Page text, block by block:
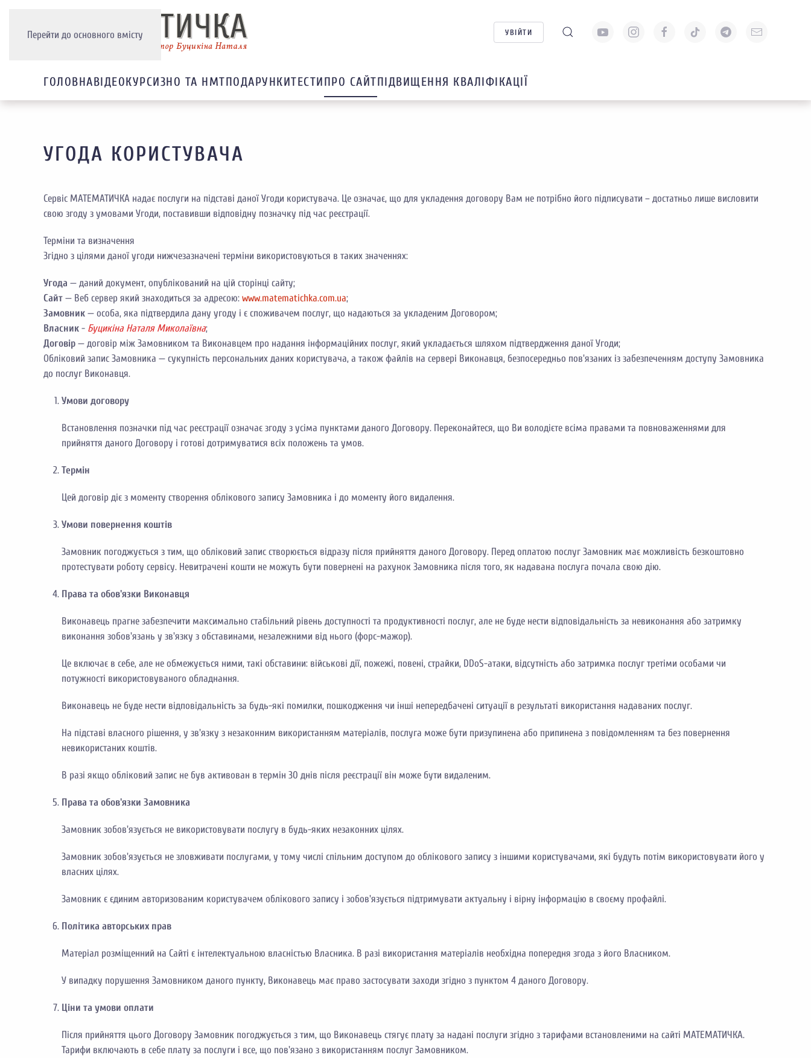
Перейти до основного вмісту УВІЙТИ
ГОЛОВНАВІДЕОКУРСИ3НО ТА НМТПОДАРУНКИТЕСТИПРО САЙТПІДВИЩЕННЯ КВАЛІФІКАЦІЇ
УГОДА КОРИСТУВАЧА
Сервіс МАТЕМАТИЧКА надає послуги на підставі даної Угоди користувача. Це означає, що для укладення договору Вам не потрібно його підписувати – достатньо лише висловити
свою згоду з умовами Угоди, поставивши відповідну позначку під час реєстрації.
Терміни та визначення
Згідно з цілями даної угоди нижчезазначені терміни використовуються в таких значеннях:
Угода — даний документ, опублікований на цій сторінці сайту;
Сайт — Веб сервер який знаходиться за адресою: www.matematichka.com.ua;
Замовник — особа, яка підтвердила дану угоду і є споживачем послуг, що надаються за укладеним Договором;
Власник - Буцикіна Наталя Миколаївна;
Договір — договір між Замовником та Виконавцем про надання інформаційних послуг, який укладається шляхом підтвердження даної Угоди;
Обліковий запис Замовника — сукупність персональних даних користувача, а також файлів на сервері Виконавця, безпосередньо пов'язаних із забезпеченням доступу Замовника
до послуг Виконавця.
Умови договору
Встановлення позначки під час реєстрації означає згоду з усіма пунктами даного Договору. Переконайтеся, що Ви володієте всіма правами та повноваженнями для
прийняття даного Договору і готові дотримуватися всіх положень та умов.
Термін
Цей договір діє з моменту створення облікового запису Замовника і до моменту його видалення.
Умови повернення коштів
Замовник погоджується з тим, що обліковий запис створюється відразу після прийняття даного Договору. Перед оплатою послуг Замовник має можливість безкоштовно
протестувати роботу сервісу. Невитрачені кошти не можуть бути повернені на рахунок Замовника після того, як надавана послуга почала свою дію.
Права та обов'язки Виконавця
Виконавець прагне забезпечити максимально стабільний рівень доступності та продуктивності послуг, але не буде нести відповідальність за невиконання або затримку
виконання зобов'язань у зв'язку з обставинами, незалежними від нього (форс-мажор).
Це включає в себе, але не обмежується ними, такі обставини: військові дії, пожежі, повені, страйки, DDoS-атаки, відсутність або затримка послуг третіми особами чи
потужності використовуваного обладнання.
Виконавець не буде нести відповідальність за будь-які помилки, пошкодження чи інші непередбачені ситуації в результаті використання надаваних послуг.
На підставі власного рішення, у зв'язку з незаконним використанням матеріалів, послуга може бути призупинена або припинена з повідомленням та без повернення
невикористаних коштів.
В разі якщо обліковий запис не був активован в термін 30 днів після реєстрації він може бути видаленим.
Права та обов'язки Замовника
Замовник зобов'язується не використовувати послугу в будь-яких незаконних цілях.
Замовник зобов'язується не зловживати послугами, у тому числі спільним доступом до облікового запису з іншими користувачами, які будуть потім використовувати його у
власних цілях.
Замовник є єдиним авторизованим користувачем облікового запису і зобов'язується підтримувати актуальну і вірну інформацію в своєму профайлі.
Політика авторських прав
Матеріал розміщенний на Сайті є інтелектуальною власністью Власника. В разі використання матеріалів необхідна попередня згода з його Власником.
У випадку порушення Замовником даного пункту, Виконавець має право застосувати заходи згідно з пунктом 4 даного Договору.
Ціни та умови оплати
Після прийняття цього Договору Замовник погоджується з тим, що Виконавець стягує плату за надані послуги згідно з тарифами встановленими на сайті МАТЕМАТИЧКА.
Тарифи включають в себе плату за послуги і все, що пов'язано з використанням послуг Замовником.